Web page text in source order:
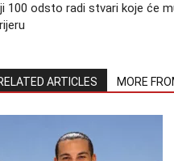
100 odsto radi stvari koje će
ARTICLES MORE